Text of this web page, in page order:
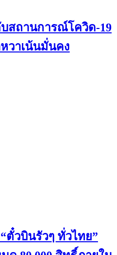
สถานการณ์โควิด-19
วาเน้นมั่นคง
ตั๋วบินรัวๆ ทั่วไทย”